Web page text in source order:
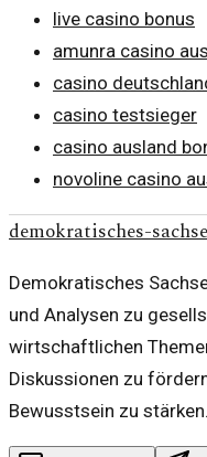
live casino bonus
amunra casino
casino
casino testsieger
casino ausland
novoline casino
demokratisches-
Demokratisches
und Analysen zu
wirtschaftlichen
Diskussionen zu
Bewusstsein zu stärken.